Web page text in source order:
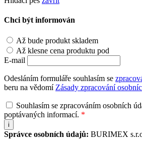
Chci být informován
Až bude produkt skladem
Až klesne cena produktu pod
E-mail
Odesláním formuláře souhlasím se
beru na vědomí Zásady zpracování
Souhlasím se zpracováním osobních
poptávaných informací. *
i
Správce osobních údajů: BURIMEX